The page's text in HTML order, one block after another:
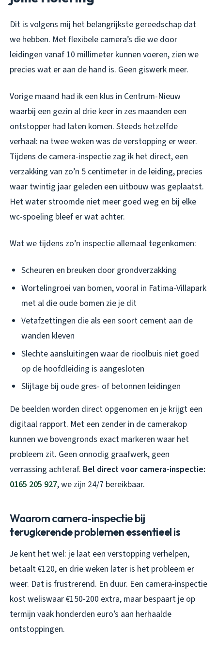
Dit is volgens mij het belangrijkste gereedschap dat
we hebben. Met flexibele camera’s die we door
leidingen vanaf 10 millimeter kunnen voeren, zien we
precies wat er aan de hand is. Geen giswerk meer.
Vorige maand had ik een klus in Centrum-Nieuw
waarbij een gezin al drie keer in zes maanden een
ontstopper had laten komen. Steeds hetzelfde
verhaal: na twee weken was de verstopping er weer.
Tijdens de camera-inspectie zag ik het direct, een
verzakking van zo’n 5 centimeter in de leiding, precies
waar twintig jaar geleden een uitbouw was geplaatst.
Het water stroomde niet meer goed weg en bij elke
wc-spoeling bleef er wat achter.
Wat we tijdens zo’n inspectie allemaal tegenkomen:
Scheuren en breuken door grondverzakking
Wortelingroei van bomen, vooral in Fatima-Villapark
met al die oude bomen zie je dit
Vetafzettingen die als een soort cement aan de
wanden kleven
Slechte aansluitingen waar de rioolbuis niet goed
op de hoofdleiding is aangesloten
Slijtage bij oude gres- of betonnen leidingen
De beelden worden direct opgenomen en je krijgt een
digitaal rapport. Met een zender in de camerakop
kunnen we bovengronds exact markeren waar het
probleem zit. Geen onnodig graafwerk, geen
verrassing achteraf. Bel direct voor camera-inspectie:
0165 205 927, we zijn 24/7 bereikbaar.
Waarom camera-inspectie bij
terugkerende problemen essentieel is
Je kent het wel: je laat een verstopping verhelpen,
betaalt €120, en drie weken later is het probleem er
weer. Dat is frustrerend. En duur. Een camera-inspectie
kost weliswaar €150-200 extra, maar bespaart je op
termijn vaak honderden euro’s aan herhaalde
ontstoppingen.